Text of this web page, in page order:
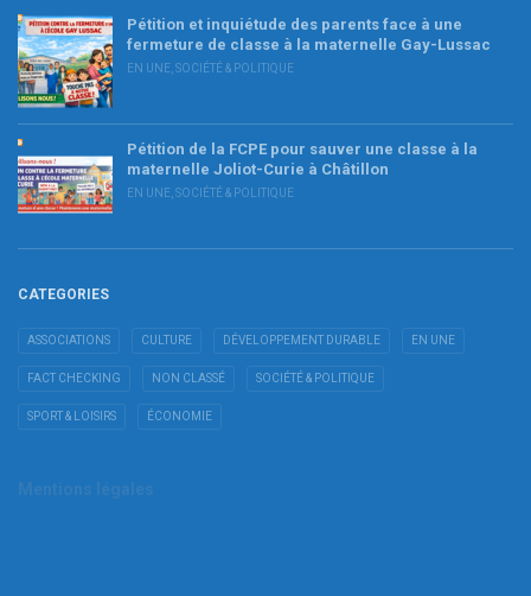
Pétition et inquiétude des parents face à une
fermeture de classe à la maternelle Gay-Lussac
EN UNE SOCIÉTÉ & POLITIQUE
Pétition de la FCPE pour sauver une classe à la
maternelle Joliot-Curie à Châtillon
EN UNE SOCIÉTÉ & POLITIQUE
CATEGORIES
ASSOCIATIONS CULTURE DÉVELOPPEMENT DURABLE EN UNE
FACT CHECKING NON CLASSÉ SOCIÉTÉ & POLITIQUE
SPORT & LOISIRS ÉCONOMIE